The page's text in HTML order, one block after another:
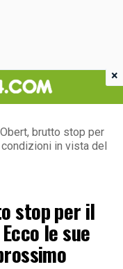
brutto stop per
in vista del
stop per il
le sue
×